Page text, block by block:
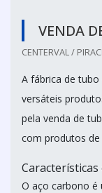
VENDA
CENTERVAL /
A fábrica de
versáteis
pela venda de
com produtos de
O aço carbono é